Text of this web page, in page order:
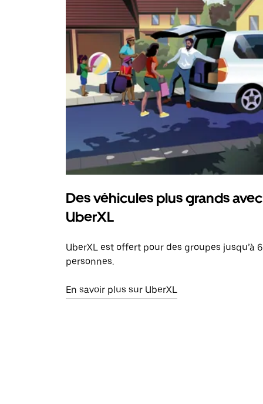
Des véhicules plus grands avec
UberXL
UberXL est offert pour des groupes jusqu’à 6
personnes.
En savoir plus sur UberXL